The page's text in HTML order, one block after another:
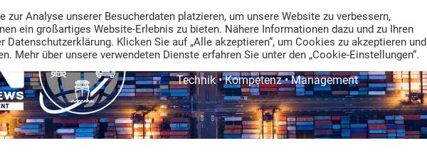
TRANS LOGISTIK NEWS
Technik • Kompetenz • Management
zur Analyse unserer Besucherdaten platzieren, um unsere Website zu verbessern,
ein großartiges Website-Erlebnis zu bieten. Nähere Informationen dazu und zu Ihren
Datenschutzerklärung. Klicken Sie auf „Alle akzeptieren“, um Cookies zu akzeptieren und
Mehr über unsere verwendeten Dienste erfahren Sie unter den „Cookie-Einstellungen“.